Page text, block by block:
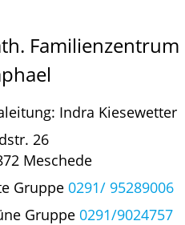
Indra Kiesewetter
26
Meschede
Gruppe 0291/ 95289006
Gruppe 0291/9024757